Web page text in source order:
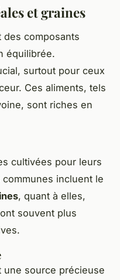
et graines
des composants
équilibrée.
surtout pour ceux
Ces aliments, tels
sont riches en
cultivées pour leurs
incluent le
, quant à elles,
souvent plus
une source précieuse